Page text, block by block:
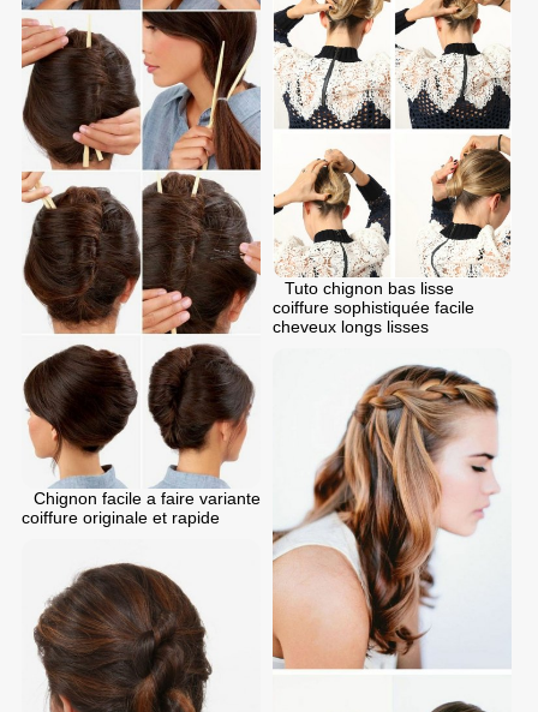
Tuto chignon bas lisse
coiffure sophistiquée facile
cheveux longs lisses
Chignon facile a faire variante
coiffure originale et rapide